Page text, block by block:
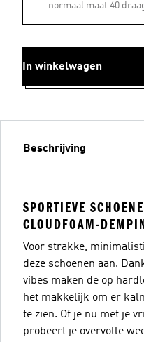
normaal maat 40
In winkelwagen
Beschrijving
SPORTIEVE
CLOUDFOAM-
Voor strakke,
deze schoenen aan.
vibes maken de op
het makkelijk om er
te zien. Of je nu met je
probeert je overvolle